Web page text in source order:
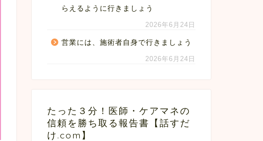
らえるように行きましょう
2026年6月24日
営業には、施術者自身で行きましょう
2026年6月24日
たった３分！医師・ケアマネの
信頼を勝ち取る報告書【話すだ
け.com】